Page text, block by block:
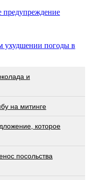
предупреждение
ухудшении погоды в
и
на митинге
которое
посольства